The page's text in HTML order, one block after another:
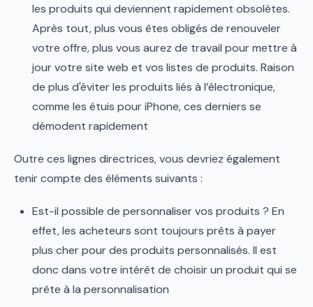
les produits qui deviennent rapidement obsolètes.
Après tout, plus vous êtes obligés de renouveler
votre offre, plus vous aurez de travail pour mettre à
jour votre site web et vos listes de produits. Raison
de plus d'éviter les produits liés à l’électronique,
comme les étuis pour iPhone, ces derniers se
démodent rapidement
Outre ces lignes directrices, vous devriez également
tenir compte des éléments suivants :
Est-il possible de personnaliser vos produits ? En
effet, les acheteurs sont toujours prêts à payer
plus cher pour des produits personnalisés. Il est
donc dans votre intérêt de choisir un produit qui se
prête à la personnalisation